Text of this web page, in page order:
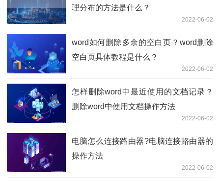
理分布的方法是什么？
2022-06-02
word如何删除多余的空白页？word删除
空白页具体教程是什么？
2022-06-02
怎样删除word中最近使用的文档记录？
删除word中使用文档操作方法
2022-06-02
电脑怎么连接路由器?电脑连接路由器的
操作方法
2022-06-02